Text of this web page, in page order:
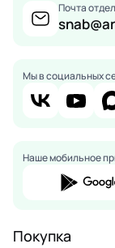
Почта
Мы в социальных
Наше мобильное
Покупка